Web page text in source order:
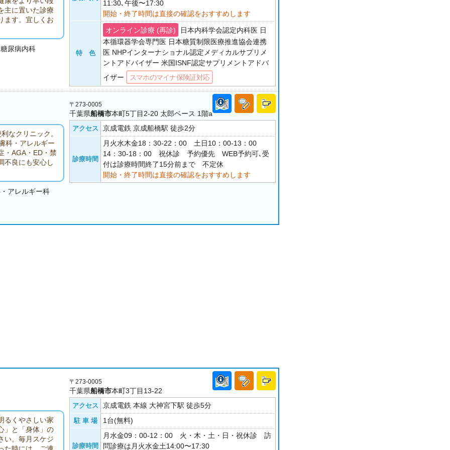
主に置いた診療
ます。宜しくお
尿病内科
11:30､午後〜17:30
開始・終了時間は直接の確認をおすすめします
特 色
オンライン診療 (再診)
日本内科学会認定内科医 日
本循環器学会専門医 日本糖質制限医療推進協会連携
医 NHPインターナショナル認定メディカルサプリメ
ントアドバイザー 米国ISNF認定サプリメントアドバ
イザー
スマホのマイナ保険証対応
なクリニック。
科・アレルギー
・AGA・ED・禁
不良にも安心し
アレルギー科
〒273-0005
千葉県船橋市本町5丁目2-20 太郎ベース 1階a
アクセス 京成電鉄 京成船橋駅 徒歩2分
診療時間
月火水木金18：30-22：00 土日10：00-13：00
14：30-18：00 祝休診 予約優先 WEB予約可､受
付は診療時間終了15分前まで 不定休
開始・終了時間は直接の確認をおすすめします
るくやさしい家
」と「身体」の
い。毎月スケジ
〒273-0005
千葉県船橋市本町3丁目13-22
アクセス 京成電鉄 本線 大神宮下駅 徒歩5分
駐 車 場 1台(無料)
診療時間
月水金09：00-12：00 火・木・土・日・祝休診 訪
問診療は月火水金土14:00〜17:30